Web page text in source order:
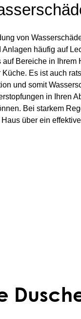
von
häufig auf
Bereiche in Ihrem
Es ist auch
und somit
in Ihren
Bei starkem
über ein